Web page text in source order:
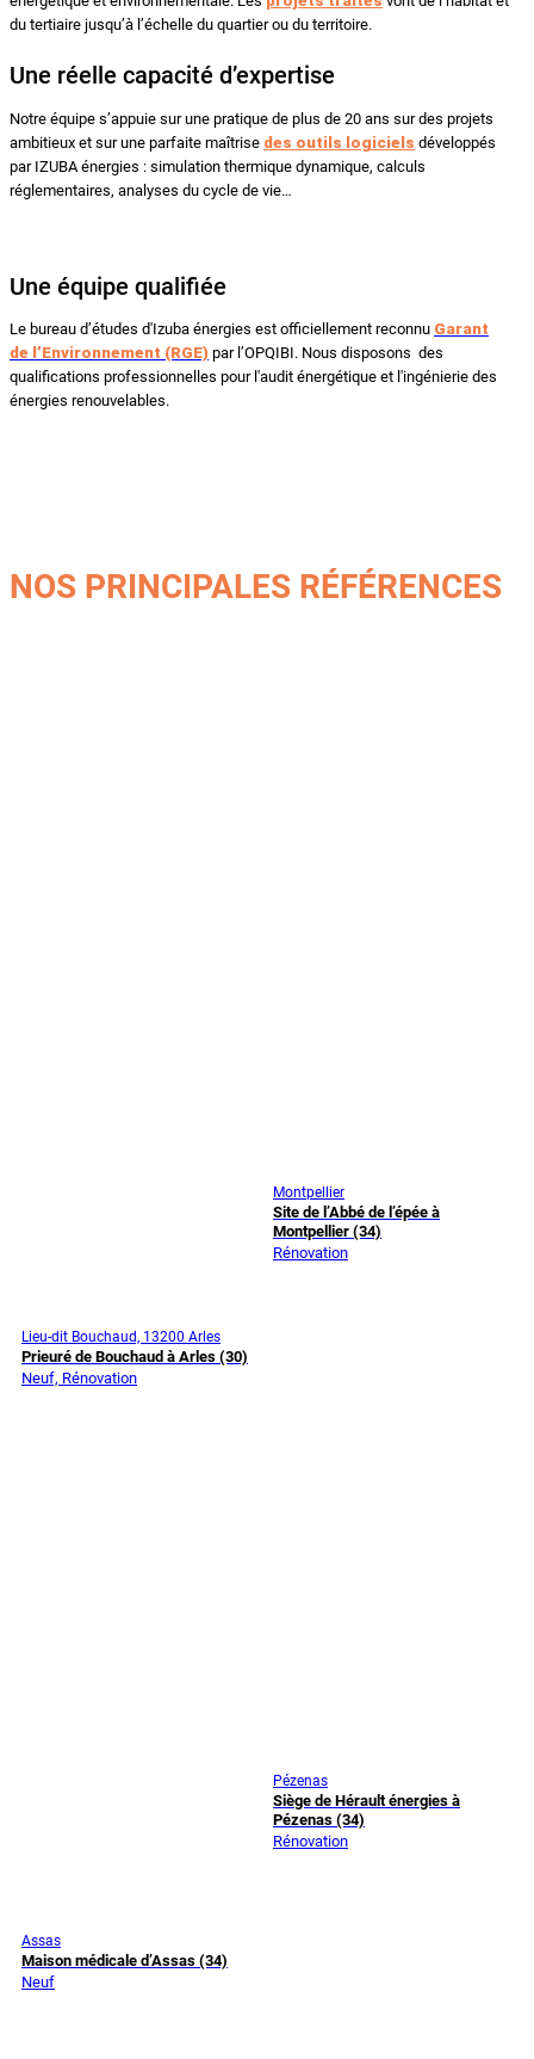
du tertiaire jusqu’à l’échelle du quartier ou du territoire.
Une réelle capacité d’expertise
Notre équipe s’appuie sur une pratique de plus de 20 ans sur des projets
ambitieux et sur une parfaite maîtrise des outils logiciels développés
par IZUBA énergies : simulation thermique dynamique, calculs
réglementaires, analyses du cycle de vie…
Une équipe qualifiée
Le bureau d’études d'Izuba énergies est officiellement reconnu Garant
de l’Environnement (RGE) par l’OPQIBI. Nous disposons des
qualifications professionnelles pour l'audit énergétique et l'ingénierie des
énergies renouvelables.
NOS PRINCIPALES RÉFÉRENCES
Lieu-dit Bouchaud, 13200 Arles
Prieuré de Bouchaud à Arles (30)
Neuf, Rénovation
Montpellier
Site de l’Abbé de l’épée à
Montpellier (34)
Rénovation
Assas
Maison médicale d’Assas (34)
Neuf
Pézenas
Siège de Hérault énergies à
Pézenas (34)
Rénovation